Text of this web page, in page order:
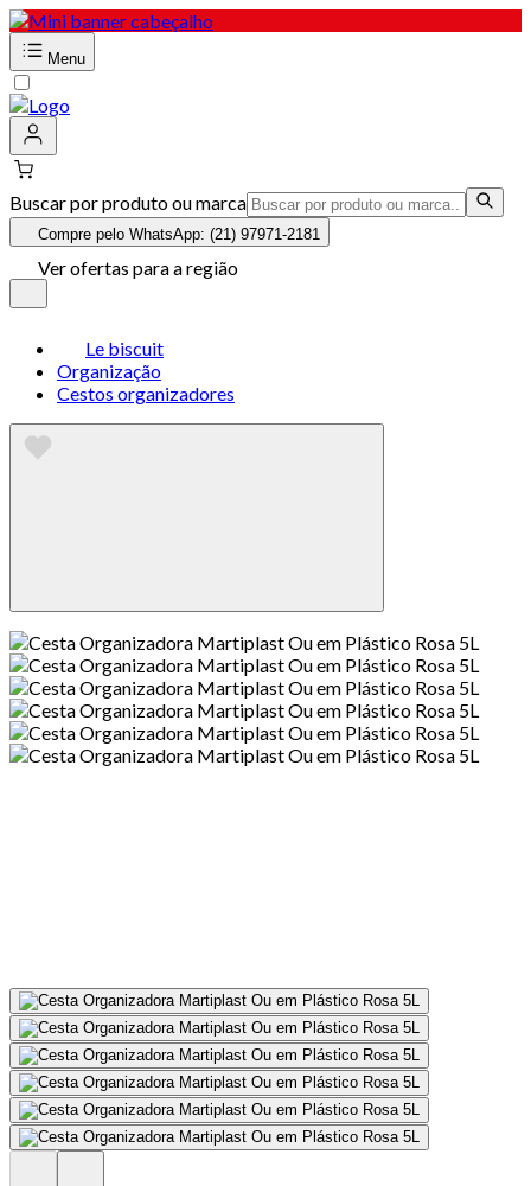
Menu
Buscar por produto ou marca
Compre pelo WhatsApp: (21) 97971-2181
Ver ofertas para a região
Le biscuit
Organização
Cestos organizadores